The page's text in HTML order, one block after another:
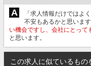
A
「求人情報だけではよ
不安もあるかと思います
い機会ですし、会社にとっ
と思います。
この求人に似ているもの